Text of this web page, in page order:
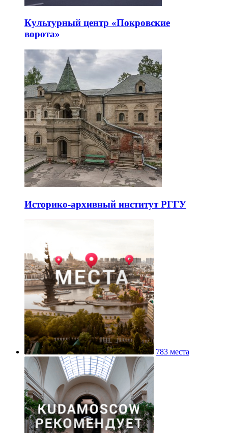
Культурный центр «Покровские
ворота»
Историко-архивный институт РГГУ
783 места